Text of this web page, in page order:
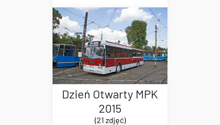
Dzień Otwarty MPK
2015
(21 zdjęć)